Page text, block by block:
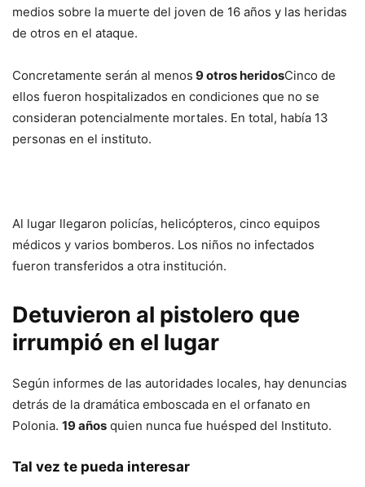
medios sobre la muerte del joven de 16 años y las heridas
de otros en el ataque.
Concretamente serán al menos 9 otros heridosCinco de
ellos fueron hospitalizados en condiciones que no se
consideran potencialmente mortales. En total, había 13
personas en el instituto.
Al lugar llegaron policías, helicópteros, cinco equipos
médicos y varios bomberos. Los niños no infectados
fueron transferidos a otra institución.
Detuvieron al pistolero que
irrumpió en el lugar
Según informes de las autoridades locales, hay denuncias
detrás de la dramática emboscada en el orfanato en
Polonia. 19 años quien nunca fue huésped del Instituto.
Tal vez te pueda interesar